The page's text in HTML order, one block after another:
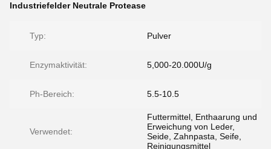
Industriefelder Neutrale Protease
Typ: Pulver
Enzymaktivität: 5,000-20.000U/g
Ph-Bereich: 5.5-10.5
Verwendet:
Futtermittel, Enthaarung und
Erweichung von Leder,
Seide, Zahnpasta, Seife,
Reinigungsmittel